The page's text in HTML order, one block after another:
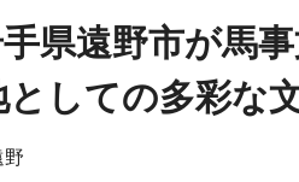
県遠野市が馬
しての多彩な